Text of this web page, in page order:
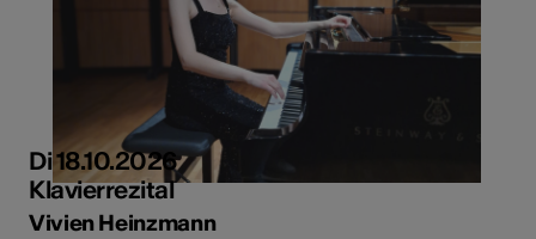
Di 18.10.2026
Klavierrezital
Vivien Heinzmann